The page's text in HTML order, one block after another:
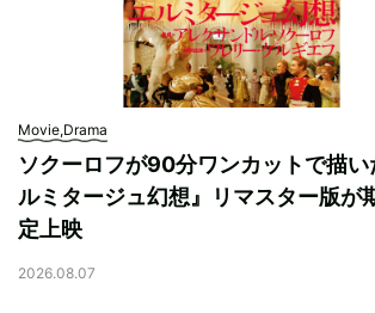
Movie,Drama
ソクーロフが90分ワンカットで描い
ルミタージュ幻想』リマスター版が
定上映
2026.08.07